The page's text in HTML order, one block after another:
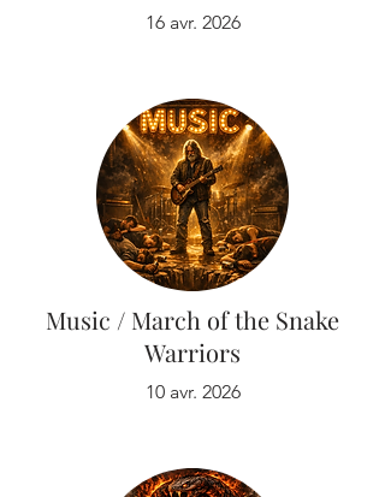
16 avr. 2026
Music / March of the Snake
Warriors
10 avr. 2026